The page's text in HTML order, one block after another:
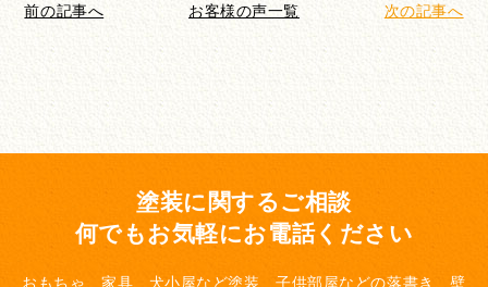
前の記事へ お客様の声一覧 次の記事へ
塗装に関するご相談
何でもお気軽にお電話ください
おもちゃ、家具、犬小屋など塗装、子供部屋などの落書き、壁